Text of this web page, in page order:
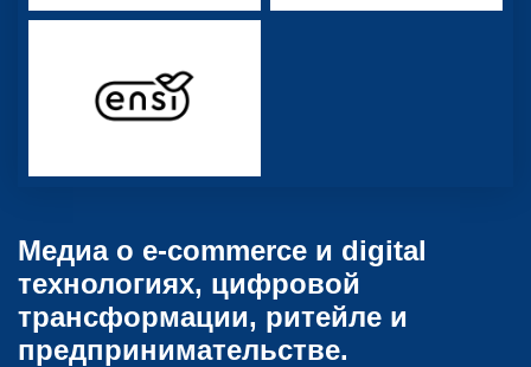
Медиа о e-commerce и digital
технологиях, цифровой
трансформации, ритейле и
предпринимательстве.